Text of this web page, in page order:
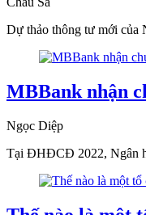
Dự thảo thông tư mới của
MBBank nhận
Ngọc Diệp
Tại ĐHĐCĐ 2022, Ngân